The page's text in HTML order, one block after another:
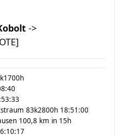
->
83k2800h 18:51:00
100,8 km in 15h